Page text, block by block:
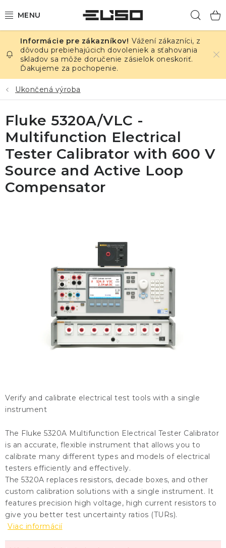
na
ELEKTRINA
TEPLOTA A VLHKOSŤ
TLAK A ÚNIKY
ZÁZNAMNÍKY
KALIBRÁCIA
TLAČ DPS
Obchodné podmienky GDPR Slovník pojmov
Vážení zákazníci, z
dôvodu prebiehajúcich dovoleniek a sťahovania
skladov sa môže doručenie zásielok oneskoriť.
Ďakujeme za pochopenie.
Ukončená výroba
Verify and calibrate electrical test tools with a single
instrument
The Fluke 5320A Multifunction Electrical Tester Calibrator
is an accurate, flexible instrument that allows you to
calibrate many different types and models of electrical
testers efficiently and effectively.
The 5320A replaces resistors, decade boxes, and other
custom calibration solutions with a single instrument. It
features precision high voltage, high current resistors to
give you better test uncertainty ratios (TURs).
Viac informácií
Fluke 5320A/VLC -
Multifunction Electrical
Tester Calibrator with 600 V
Source and Active Loop
Compensator